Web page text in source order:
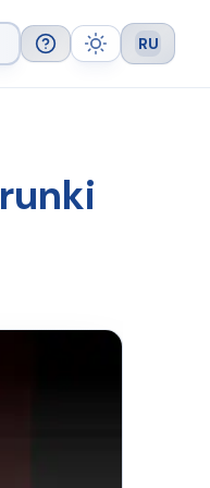
Help Theme Language
RU